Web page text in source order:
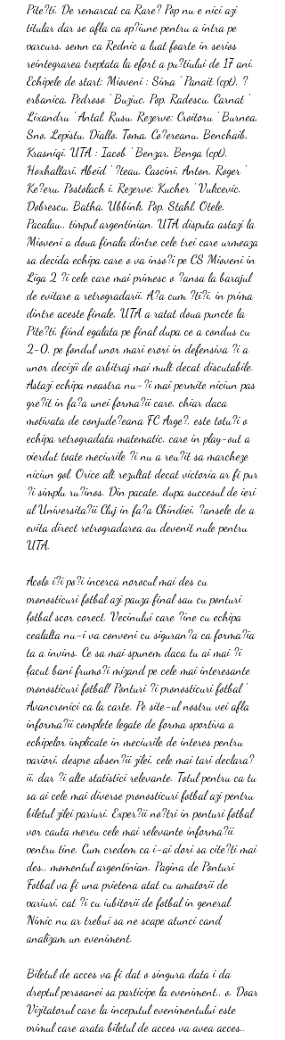
Pite?ti. De remarcat ca Rare? Pop nu e nici azi
titular dar se afla ca op?iune pentru a intra pe
parcurs, semn ca Rednic a luat foarte in serios
reintegrarea treptata la efort a pu?tiului de 17 ani.
Echipele de start: Mioveni : Sima ' Panait (cpt), ?
erbanica, Pedroso ' Buziuc, Pop, Radescu, Carnat '
Lixandru ' Antal, Rusu. Rezerve: Croitoru ' Burnea,
Sno, Lepistu, Diallo, Toma, Co?ereanu, Benchaib,
Krasniqi. UTA : Iacob ' Benzar, Benga (cpt),
Hoxhallari, Abeid ' ?teau, Cascini, Anton, Roger '
Ke?eru, Postolach i. Rezerve: Kucher ' Vukcevic,
Dobrescu, Batha, Ubbink, Pop, Stahl, Otele,
Pacalau., timpul argentinian. UTA disputa astazi la
Mioveni a doua finala dintre cele trei care urmeaza
sa decida echipa care o va inso?i pe CS Mioveni in
Liga 2 ?i cele care mai primesc o ?ansa la barajul
de evitare a retrogradarii. A?a cum ?ti?i, in prima
dintre aceste finale, UTA a ratat doua puncte la
Pite?ti, fiind egalata pe final dupa ce a condus cu
2-0, pe fondul unor mari erori in defensiva ?i a
unor decizii de arbitraj mai mult decat discutabile.
Astazi echipa noastra nu-?i mai permite niciun pas
gre?it in fa?a unei forma?ii care, chiar daca
motivata de conjude?eana FC Arge?, este totu?i o
echipa retrogradata matematic, care in play-out a
pierdut toate meciurile ?i nu a reu?it sa marcheze
niciun gol. Orice alt rezultat decat victoria ar fi pur
?i simplu ru?inos. Din pacate, dupa succesul de ieri
al Universita?ii Cluj in fa?a Chindiei, ?ansele de a
evita direct retrogradarea au devenit nule pentru
UTA.
Acolo i?i po?i incerca norocul mai des cu
pronosticuri fotbal azi pauza final sau cu ponturi
fotbal scor corect. Vecinului care ?ine cu echipa
cealalta nu-i va conveni cu siguran?a ca forma?ia
ta a invins. Ce sa mai spunem daca tu ai mai ?i
facut bani frumo?i mizand pe cele mai interesante
pronosticuri fotbal! Ponturi ?i pronosticuri fotbal '
Avancronici ca la carte. Pe site-ul nostru vei afla
informa?ii complete legate de forma sportiva a
echipelor implicate in meciurile de interes pentru
pariori, despre absen?ii zilei, cele mai tari declara?
ii, dar ?i alte statistici relevante. Totul pentru ca tu
sa ai cele mai diverse pronosticuri fotbal azi pentru
biletul zilei pariuri. Exper?ii no?tri in ponturi fotbal
vor cauta mereu cele mai relevante informa?ii
pentru tine. Cum credem ca i-ai dori sa cite?ti mai
des., momentul argentinian. Pagina de Ponturi
Fotbal va fi una prietena atat cu amatorii de
pariuri, cat ?i cu iubitorii de fotbal in general.
Nimic nu ar trebui sa ne scape atunci cand
analizam un eveniment.
Biletul de acces va fi dat o singura data i da
dreptul persoanei sa participe la eveniment., o. Doar
Vizitatorul care la inceputul evenimentului este
primul care arata biletul de acces va avea acces..